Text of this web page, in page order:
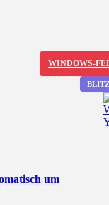
WINDOWS-
um